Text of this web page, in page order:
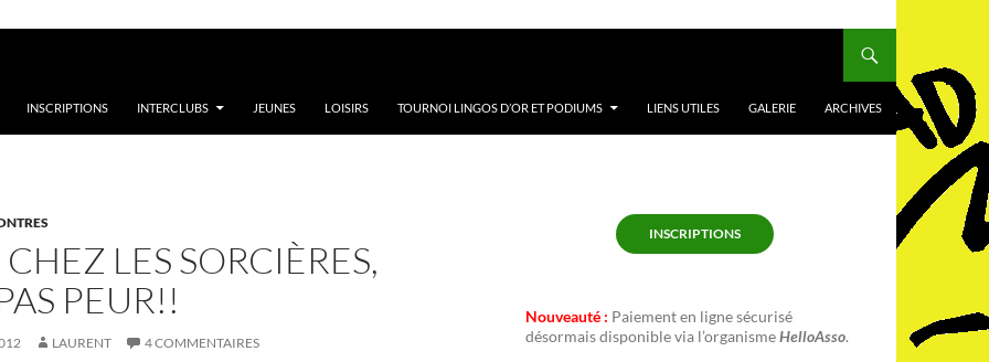
INSCRIPTIONS INTERCLUBS JEUNES LOISIRS TOURNOI LINGOS D’OR ET PODIUMS LIENS UTILES GALERIE ARCHIVES
LES SORCIÈRES,
PEUR!!
LAURENT 4 COMMENTAIRES
INSCRIPTIONS
Nouveauté : Paiement en ligne sécurisé
désormais disponible via l’organismeHelloAsso.